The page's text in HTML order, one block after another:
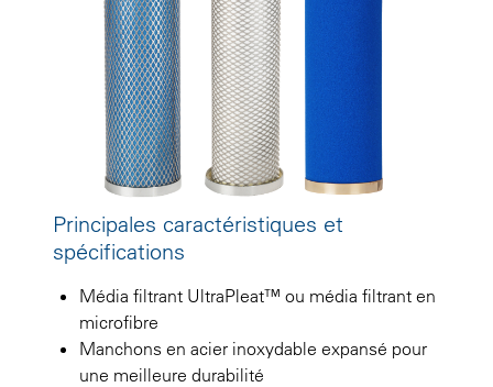
Principales caractéristiques et
spécifications
Média filtrant UltraPleat™ ou média filtrant en
microfibre
Manchons en acier inoxydable expansé pour
une meilleure durabilité